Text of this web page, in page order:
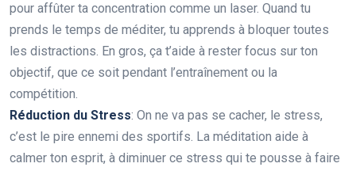
pour affûter ta concentration comme un laser. Quand tu
prends le temps de méditer, tu apprends à bloquer toutes
les distractions. En gros, ça t’aide à rester focus sur ton
objectif, que ce soit pendant l’entraînement ou la
compétition.
Réduction du Stress: On ne va pas se cacher, le stress,
c’est le pire ennemi des sportifs. La méditation aide à
calmer ton esprit, à diminuer ce stress qui te pousse à faire